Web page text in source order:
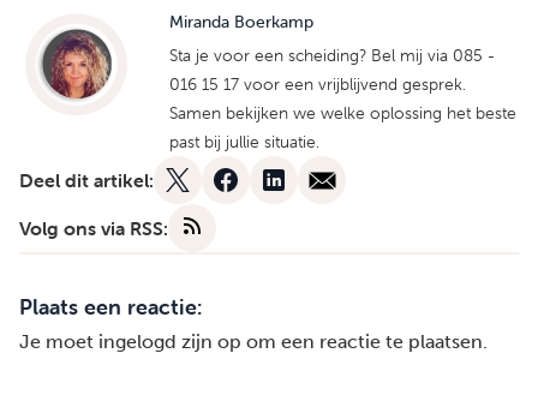
Miranda Boerkamp
Sta je voor een scheiding? Bel mij via 085 -
016 15 17 voor een vrijblijvend gesprek.
Samen bekijken we welke oplossing het beste
past bij jullie situatie.
Deel dit artikel:
Volg ons via RSS:
Plaats een reactie:
Je moet ingelogd zijn op om een reactie te plaatsen.